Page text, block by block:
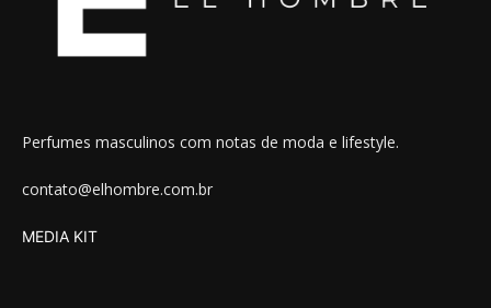
Perfumes masculinos com notas de moda e lifestyle.
contato@elhombre.com.br
MEDIA KIT